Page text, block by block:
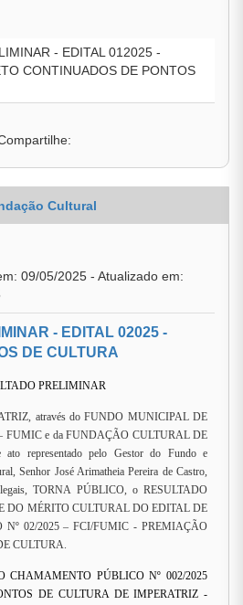
- EDITAL 012025 -
CONTINUADOS DE PONTOS
Cultural
09/05/2025 - Atualizado em:
- EDITAL 02025 -
DE CULTURA
PRELIMINAR
através do FUNDO MUNICIPAL DE
FUMIC e da FUNDAÇÃO CULTURAL DE
representado pelo Gestor do Fundo e
Senhor José Arimatheia Pereira de Castro,
TORNA PÚBLICO, o RESULTADO
DO MÉRITO CULTURAL DO EDITAL DE
02/2025 – FCI/FUMIC - PREMIAÇÃO
CULTURA.
CHAMAMENTO PÚBLICO Nº 002/2025
DE CULTURA DE IMPERATRIZ -